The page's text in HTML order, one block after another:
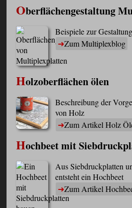
Oberflächengestaltung
Beispiele zur
Zum Multiplexblog
Holzoberflächen ölen
Beschreibung der
von Holz
Zum Artikel Holz
Hochbeet mit
Aus Siebdruckplatten
entsteht ein Hochbeet
Zum Artikel